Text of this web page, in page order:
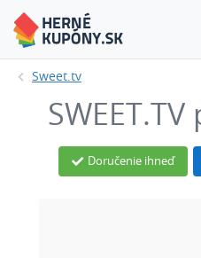
Sweet.tv
Doručenie ihneď